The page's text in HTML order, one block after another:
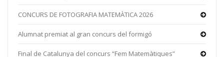
CONCURS DE FOTOGRAFIA MATEMÀTICA 2026
Alumnat premiat al gran concurs del formigó
Final de Catalunya del concurs “Fem Matemàtiques”